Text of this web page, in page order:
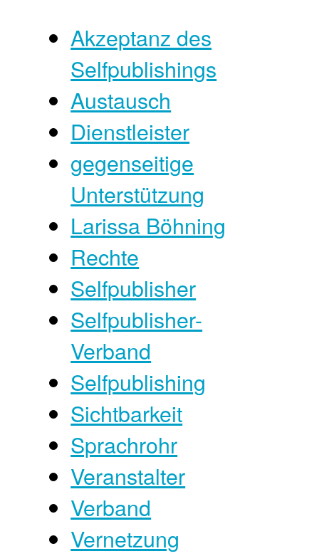
Akzeptanz des
Selfpublishings
Austausch
Dienstleister
gegenseitige
Unterstützung
Larissa Böhning
Rechte
Selfpublisher
Selfpublisher-
Verband
Selfpublishing
Sichtbarkeit
Sprachrohr
Veranstalter
Verband
Vernetzung